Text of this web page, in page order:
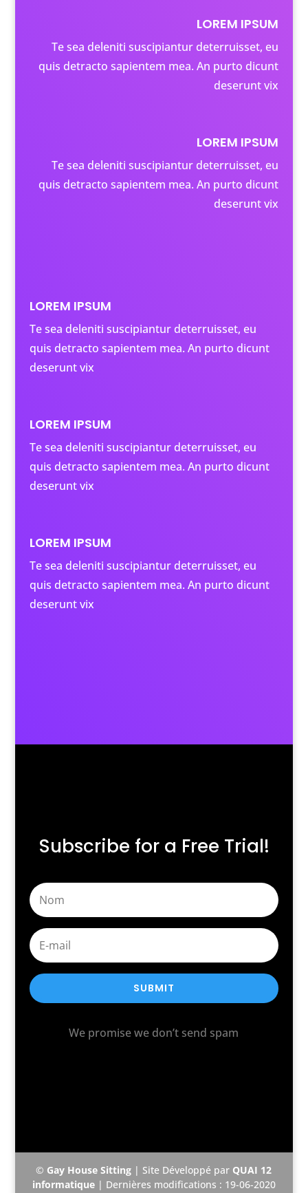
LOREM IPSUM
Te sea deleniti suscipiantur deterruisset, eu
quis detracto sapientem mea. An purto dicunt
deserunt vix
LOREM IPSUM
Te sea deleniti suscipiantur deterruisset, eu
quis detracto sapientem mea. An purto dicunt
deserunt vix
LOREM IPSUM
Te sea deleniti suscipiantur deterruisset, eu
quis detracto sapientem mea. An purto dicunt
deserunt vix
LOREM IPSUM
Te sea deleniti suscipiantur deterruisset, eu
quis detracto sapientem mea. An purto dicunt
deserunt vix
LOREM IPSUM
Te sea deleniti suscipiantur deterruisset, eu
quis detracto sapientem mea. An purto dicunt
deserunt vix
Subscribe for a Free Trial!
SUBMIT
We promise we don’t send spam
© Gay House Sitting | Site Développé par QUAI 12
informatique| Dernières modifications : 19-06-2020